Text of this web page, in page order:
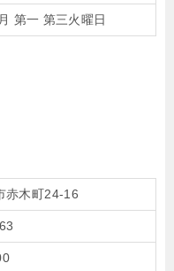
第一 第三火曜日
赤木町24-16